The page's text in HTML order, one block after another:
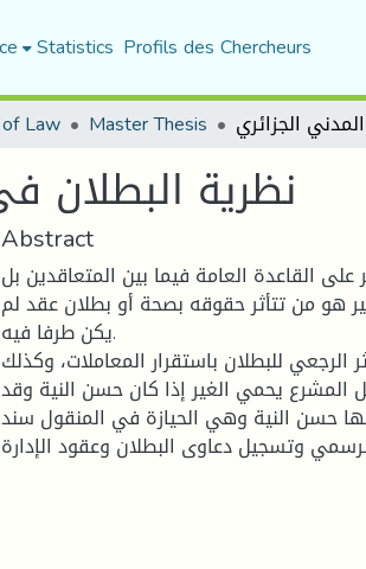
Statistics Profils des Chercheurs
Law Master Thesis
نظرية البطلان
Abstract
على القاعدة العامة فيما بين المتعاقدين بل
هو من تتأثر حقوقه بصحة أو بطلان عقد لم
يكن طرفا فيه.
الرجعي للبطلان باستقرار المعاملات، وكذلك
المشرع يحمي الغير إذا كان حسن النية وقد
حسن النية وهي الحيازة في المنقول سند
وتسجيل دعاوى البطلان وعقود الإدارة.